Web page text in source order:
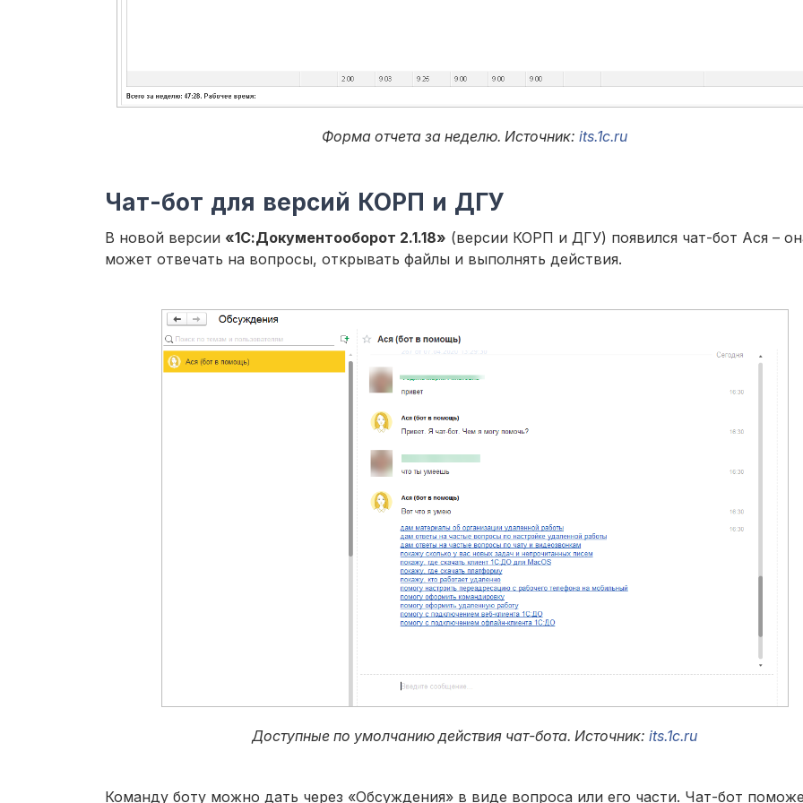
Форма отчета за неделю. Источник: its.1c.ru
Чат-бот для версий КОРП и ДГУ
В новой версии «1С:Документооборот 2.1.18» (версии КОРП и ДГУ) появился чат-бот Ася –
может отвечать на вопросы, открывать файлы и выполнять действия.
Доступные по умолчанию действия чат-бота. Источник: its.1c.ru
Команду боту можно дать через «Обсуждения» в виде вопроса или его части. Чат-бот